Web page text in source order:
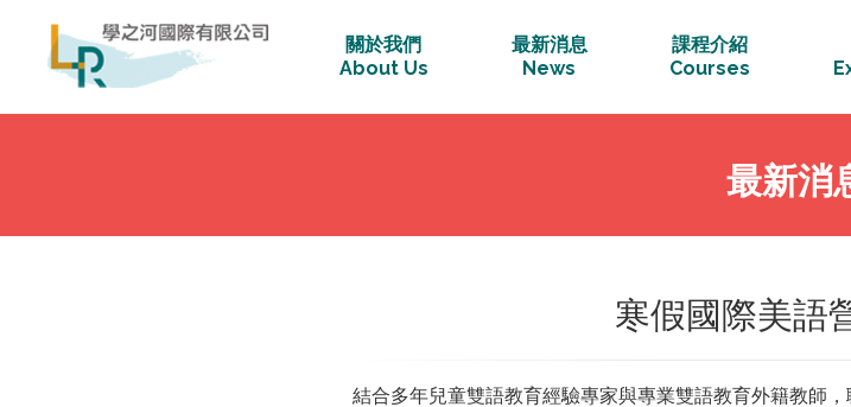
關於我們
About Us
最新消息
News
課程介紹
Courses
最新消
寒假國際美語
結合多年兒童雙語教育經驗專家與專業雙語教育外籍教師